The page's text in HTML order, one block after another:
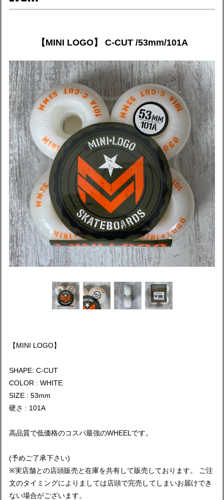
【MINI LOGO】 C-CUT /53mm/101A
【MINI LOGO】
SHAPE: C-CUT
COLOR : WHITE
SIZE : 53mm
硬さ : 101A
高品質で低価格のコスパ最強のWHEELです。
(予めご了承下さい)
※実店舗との店頭販売と在庫を共有して販売しております。 ご注
文のタイミングによりましては店頭で完売してしまいお届けでき
ない場合がございます。